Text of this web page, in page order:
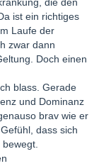
die den
ist ein richtiges
Laufe der
zwar dann
Doch einen
blass. Gerade
und Dominanz
brav wie er
dass sich